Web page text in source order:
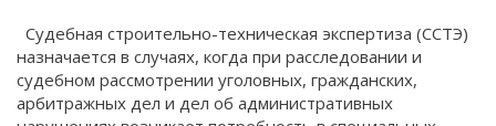
Судебная строительно-техническая экспертиза (ССТЭ)
назначается в случаях, когда при расследовании и
судебном рассмотрении уголовных, гражданских,
арбитражных дел и дел об административных